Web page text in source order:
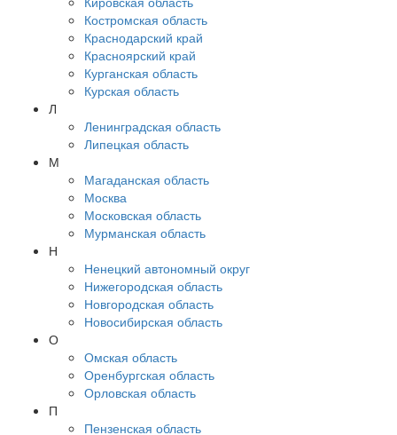
Костромская область
Краснодарский край
Красноярский край
Курганская область
Курская область
Л
Ленинградская область
Липецкая область
М
Магаданская область
Москва
Московская область
Мурманская область
Н
Ненецкий автономный округ
Нижегородская область
Новгородская область
Новосибирская область
О
Омская область
Оренбургская область
Орловская область
П
Пензенская область